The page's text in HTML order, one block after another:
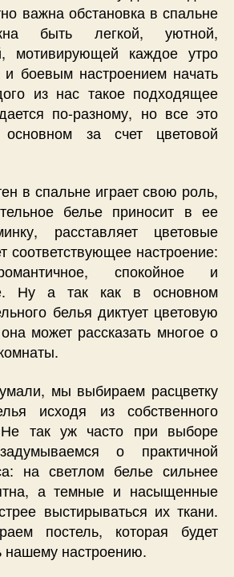
важна обстановка в спальне
быть легкой, уютной,
мотивирующей каждое утро
боевым настроением начать
из нас такое подходящее
по-разному, но все это
основном за счет цветовой
в спальне играет свою роль,
белье приносит в ее
расставляет цветовые
соответствующее настроение:
спокойное и
Ну а так как в основном
белья диктует цветовую
может рассказать многое о
мы выбираем расцветку
исходя из собственного
Не так уж часто при выборе
о практичной
на светлом белье сильнее
а темные и насыщенные
выстирываться их ткани.
постель, которая будет
нашему настроению.